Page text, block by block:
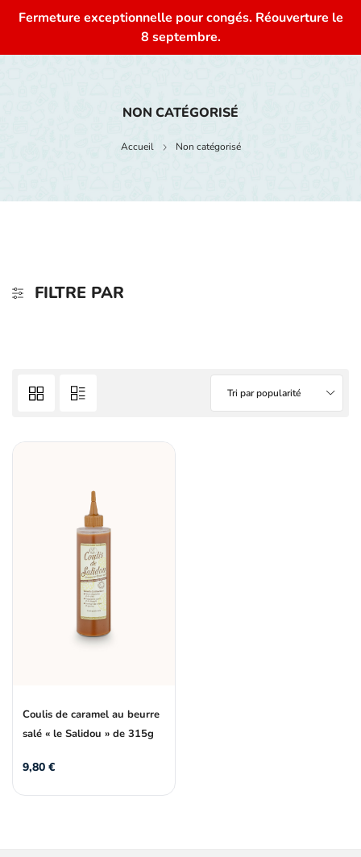
Fermeture exceptionnelle pour congés. Réouverture le
8 septembre.
NON CATÉGORISÉ
Accueil Non catégorisé
FILTRE PAR
Tri par popularité
Coulis de caramel au beurre
salé « le Salidou » de 315g
9,80 €